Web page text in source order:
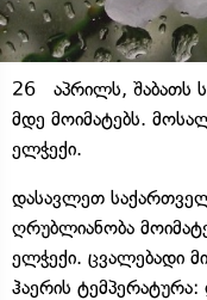
26 აპრილს, შაბათს
მდე მოიმატებს.
ელჭექი.
დასავლეთ
ღრუბლიანობა
ელჭექი. ცვალებადი
ჰაერის